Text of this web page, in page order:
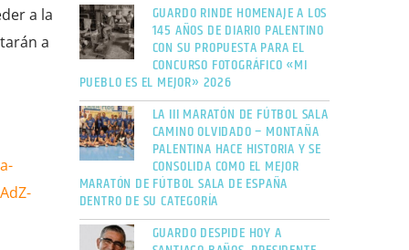
a la
a
GUARDO RINDE HOMENAJE A LOS
145 AÑOS DE DIARIO PALENTINO
CON SU PROPUESTA PARA EL
CONCURSO FOTOGRÁFICO «MI
PUEBLO ES EL MEJOR» 2026
LA III MARATÓN DE FÚTBOL SALA
CAMINO OLVIDADO – MONTAÑA
PALENTINA HACE HISTORIA Y SE
CONSOLIDA COMO EL MEJOR
MARATÓN DE FÚTBOL SALA DE ESPAÑA
DENTRO DE SU CATEGORÍA
GUARDO DESPIDE HOY A